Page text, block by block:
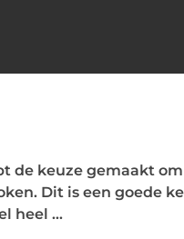
de keuze gemaakt
Dit is een goede
heel ...